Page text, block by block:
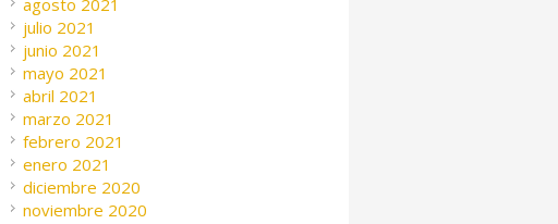
agosto 2021
julio 2021
junio 2021
mayo 2021
abril 2021
marzo 2021
febrero 2021
enero 2021
diciembre 2020
noviembre 2020